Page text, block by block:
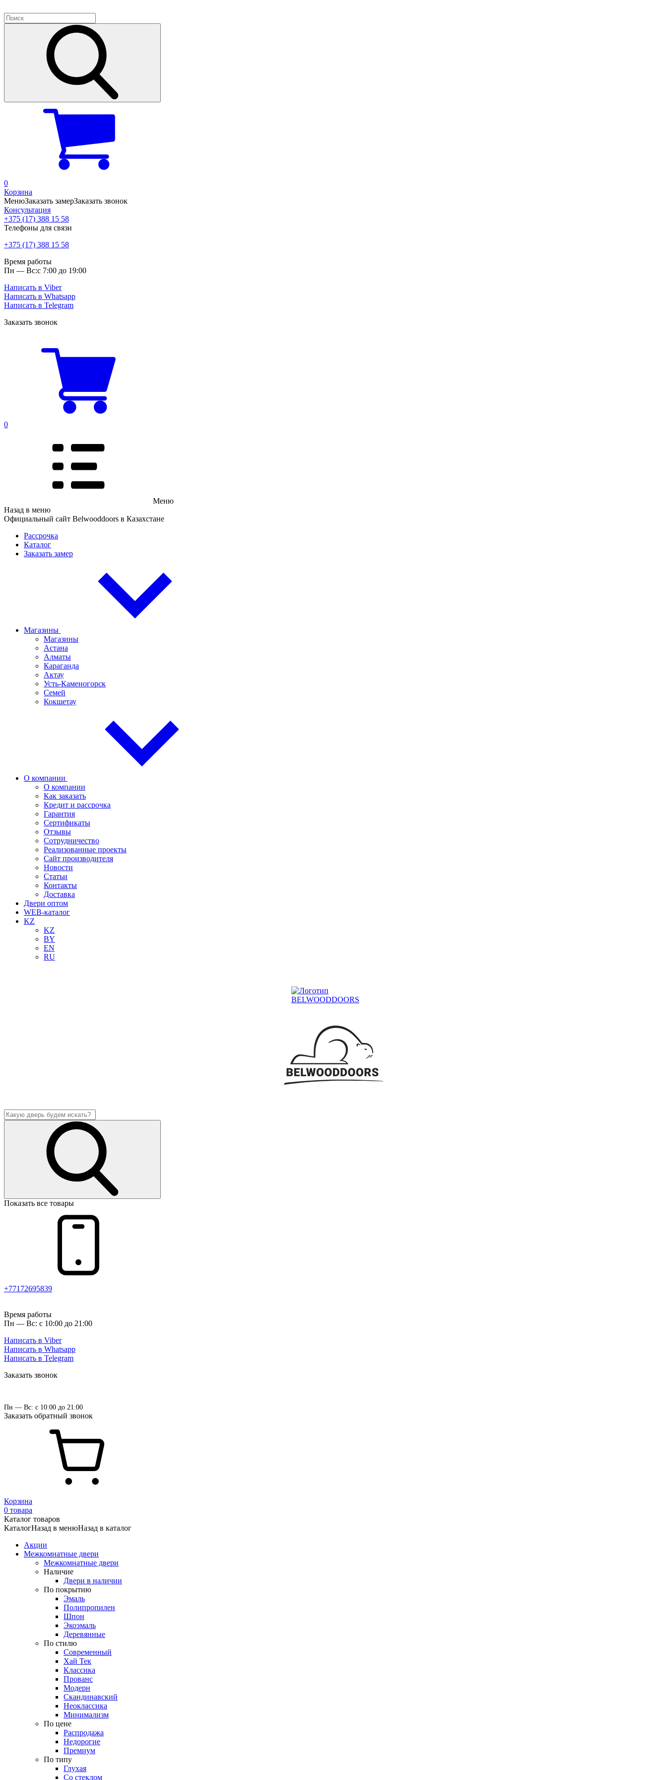
0
Корзина
МенюЗаказать замерЗаказать звонок
Консультация
+375 (17) 388 15 58
Телефоны для связи
+375 (17) 388 15 58
Время работы
Пн — Вс:с 7:00 до 19:00
Написать в Viber
Написать в Whatsapp
Написать в Telegram
Заказать звонок
0
Меню
Назад в меню
Официальный сайт Belwooddoors в Казахстане
Рассрочка
Каталог
Заказать замер
Магазины
Магазины
Астана
Алматы
Караганда
Актау
Усть-Каменогорск
Семей
Кокшетау
О компании
О компании
Как заказать
Кредит и рассрочка
Гарантия
Сертификаты
Отзывы
Сотрудничество
Реализованные проекты
Сайт производителя
Новости
Статьи
Контакты
Доставка
Двери оптом
WEB-каталог
KZ
KZ
BY
EN
RU
Показать все товары
+77172695839
Время работы
Пн — Вс: с 10:00 до 21:00
Написать в Viber
Написать в Whatsapp
Написать в Telegram
Заказать звонок
Пн — Вс: с 10:00 до 21:00
Заказать обратный звонок
Корзина
0 товара
Каталог товаров
КаталогНазад в менюНазад в каталог
Акции
Межкомнатные двери
Межкомнатные двери
Наличие
Двери в наличии
По покрытию
Эмаль
Полипропилен
Шпон
Экоэмаль
Деревянные
По стилю
Современный
Хай Тек
Классика
Прованс
Модерн
Скандинавский
Неоклассика
Минимализм
По цене
Распродажа
Недорогие
Премиум
По типу
Глухая
Со стеклом